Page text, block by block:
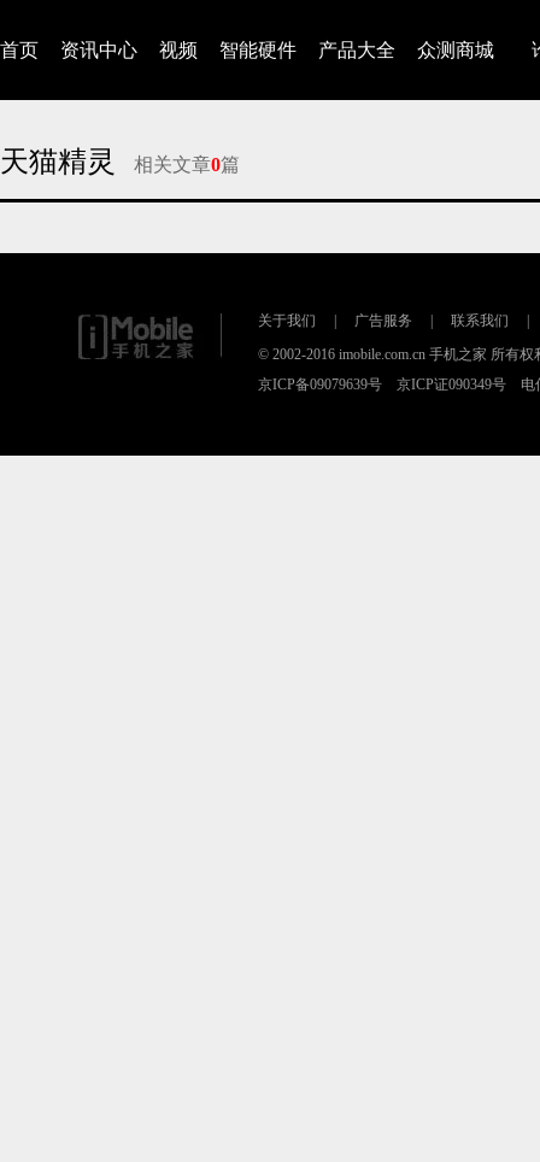
首页 资讯中心 视频 智能硬件 产品大全 众测商城
天猫精灵 相关文章0篇
关于我们 广告服务 联系我们
© 2002-2016 imobile.com.cn 手机之家 所有权
京ICP备09079639号 京ICP证090349号 电